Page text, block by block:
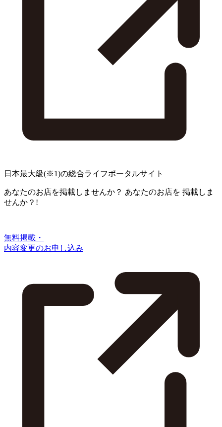
日本最大級(※1)の総合ライフポータルサイト
あなたのお店を掲載しませんか？ あなたのお店を 掲載しま
せんか？!
無料掲載・
内容変更のお申し込み